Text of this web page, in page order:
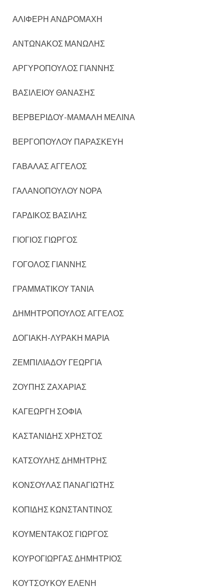
ΑΛΙΦΕΡΗ ΑΝΔΡΟΜΑΧΗ
ΑΝΤΩΝΑΚΟΣ ΜΑΝΩΛΗΣ
ΑΡΓΥΡΟΠΟΥΛΟΣ ΓΙΑΝΝΗΣ
ΒΑΣΙΛΕΙΟΥ ΘΑΝΑΣΗΣ
ΒΕΡΒΕΡΙΔΟΥ-ΜΑΜΑΛΗ ΜΕΛΙΝΑ
ΒΕΡΓΟΠΟΥΛΟΥ ΠΑΡΑΣΚΕΥΗ
ΓΑΒΑΛΑΣ ΑΓΓΕΛΟΣ
ΓΑΛΑΝΟΠΟΥΛΟΥ ΝΟΡΑ
ΓΑΡΔΙΚΟΣ ΒΑΣΙΛΗΣ
ΓΙΟΓΙΟΣ ΓΙΩΡΓΟΣ
ΓΟΓΟΛΟΣ ΓΙΑΝΝΗΣ
ΓΡΑΜΜΑΤΙΚΟΥ ΤΑΝΙΑ
ΔΗΜΗΤΡΟΠΟΥΛΟΣ ΑΓΓΕΛΟΣ
ΔΟΓΙΑΚΗ-ΛΥΡΑΚΗ ΜΑΡΙΑ
ΖΕΜΠΙΛΙΑΔΟΥ ΓΕΩΡΓΙΑ
ΖΟΥΠΗΣ ΖΑΧΑΡΙΑΣ
ΚΑΓΕΩΡΓΗ ΣΟΦΙΑ
ΚΑΣΤΑΝΙΔΗΣ ΧΡΗΣΤΟΣ
ΚΑΤΣΟΥΛΗΣ ΔΗΜΗΤΡΗΣ
ΚΟΝΣΟΥΛΑΣ ΠΑΝΑΓΙΩΤΗΣ
ΚΟΠΙΔΗΣ ΚΩΝΣΤΑΝΤΙΝΟΣ
ΚΟΥΜΕΝΤΑΚΟΣ ΓΙΩΡΓΟΣ
ΚΟΥΡΟΓΙΩΡΓΑΣ ΔΗΜΗΤΡΙΟΣ
ΚΟΥΤΣΟΥΚΟΥ ΕΛΕΝΗ